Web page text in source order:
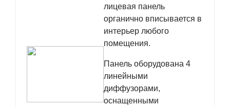
лицевая панель
органично вписывается в
интерьер любого
помещения.
Панель оборудована 4
линейными
диффузорами,
оснащенными